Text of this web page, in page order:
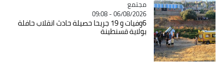
Catégorie
مجتمع
06/08/2026 - 09:08
6وفيات و 19 جريحا حصيلة حادث انقلاب حافلة
بولاية قسنطينة